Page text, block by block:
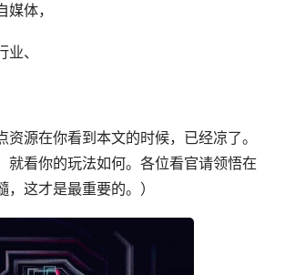
体，
、
资源在你看到本文的时候，已经凉了。
就看你的玩法如何。各位看官请领悟在
这才是最重要的。）